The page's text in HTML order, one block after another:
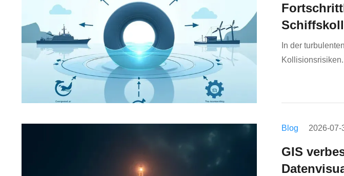
In der
Blog 2026-07-
GIS